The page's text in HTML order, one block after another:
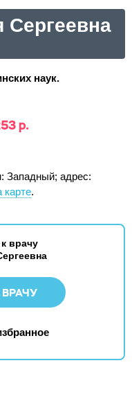
Сергеевна
наук.
р.
Западный; адрес:
карте.
врачу